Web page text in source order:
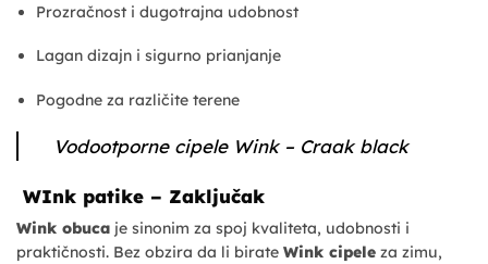
Prozračnost i dugotrajna udobnost
Lagan dizajn i sigurno prianjanje
Pogodne za različite terene
Vodootporne cipele Wink – Craak black
WInk patike – Zaključak
Wink obuca je sinonim za spoj kvaliteta, udobnosti i
praktičnosti. Bez obzira da li birate Wink cipele za zimu,